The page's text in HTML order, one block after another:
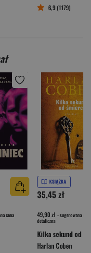
6,9 (1179)
cena
KSIĄŻKA
35,45 zł
49,90 zł - sugerowana cena
detaliczna
Kilka sekund od
Harlan Coben